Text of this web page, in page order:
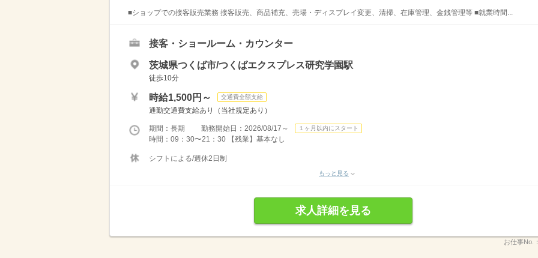
■ショップでの接客販売業務 接客販売、商品補充、売場・ディスプレイ変更、清掃、在庫管理、金銭管理等 ■就業時間...
接客・ショールーム・カウンター
茨城県つくば市/つくばエクスプレス研究学園駅
徒歩10分
時給1,500円～ 交通費全額支給
通勤交通費支給あり（当社規定あり）
期間：長期 勤務開始日：2026/08/17～ １ヶ月以内にスタート
時間：09：30〜21：30 【残業】基本なし
シフトによる/週休2日制
もっと見る
求人詳細を見る
お仕事No.：